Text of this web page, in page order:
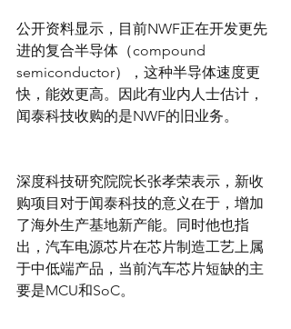
公开资料显示，目前NWF正在开发更先
进的复合半导体（compound
semiconductor），这种半导体速度更
快，能效更高。因此有业内人士估计，
闻泰科技收购的是NWF的旧业务。
深度科技研究院院长张孝荣表示，新收
购项目对于闻泰科技的意义在于，增加
了海外生产基地新产能。同时他也指
出，汽车电源芯片在芯片制造工艺上属
于中低端产品，当前汽车芯片短缺的主
要是MCU和SoC。